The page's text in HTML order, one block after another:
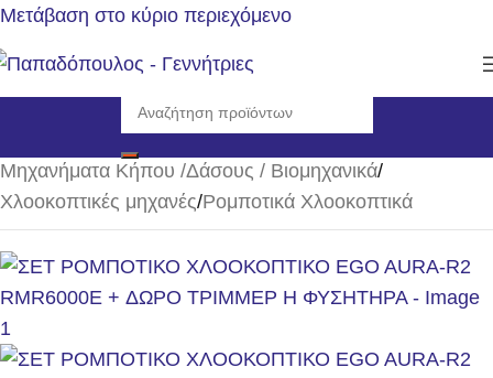
Μετάβαση στο κύριο περιεχόμενο
Αρχική σελίδα/
Μηχανήματα Κήπου /Δάσους / Βιομηχανικά/
Χλοοκοπτικές μηχανές/Ρομποτικά Χλοοκοπτικά